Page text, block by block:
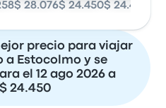
$ 28.076$ 24.450$ 24.450
precio para viajar
a Estocolmo y se
el 12 ago 2026 a
$ 24.450